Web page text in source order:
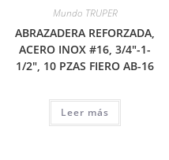
Mundo TRUPER
ABRAZADERA REFORZADA,
ACERO INOX #16, 3/4″-1-
1/2″, 10 PZAS FIERO AB-16
Leer más